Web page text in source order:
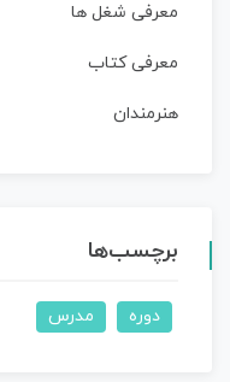
معرفی شغل ها
معرفی کتاب
هنرمندان
برچسب‌ها
دوره مدرس